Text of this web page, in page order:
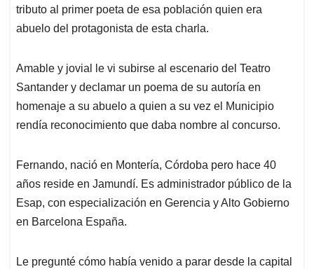
tributo al primer poeta de esa población quien era
abuelo del protagonista de esta charla.
Amable y jovial le vi subirse al escenario del Teatro
Santander y declamar un poema de su autoría en
homenaje a su abuelo a quien a su vez el Municipio
rendía reconocimiento que daba nombre al concurso.
Fernando, nació en Montería, Córdoba pero hace 40
años reside en Jamundí. Es administrador público de la
Esap, con especialización en Gerencia y Alto Gobierno
en Barcelona España.
Le pregunté cómo había venido a parar desde la capital